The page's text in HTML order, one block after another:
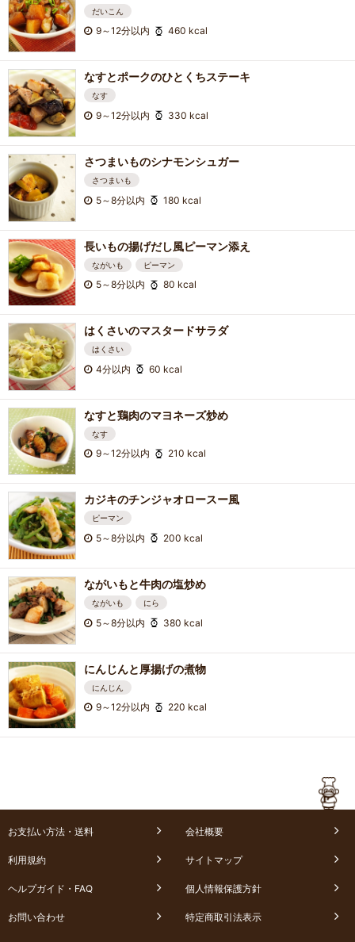
だいこん
9～12分以内 460 kcal
なすとポークのひとくちステーキ
なす
9～12分以内 330 kcal
さつまいものシナモンシュガー
さつまいも
5～8分以内 180 kcal
長いもの揚げだし風ピーマン添え
ながいも ピーマン
5～8分以内 80 kcal
はくさいのマスタードサラダ
はくさい
4分以内 60 kcal
なすと鶏肉のマヨネーズ炒め
なす
9～12分以内 210 kcal
カジキのチンジャオロースー風
ピーマン
5～8分以内 200 kcal
ながいもと牛肉の塩炒め
ながいも にら
5～8分以内 380 kcal
にんじんと厚揚げの煮物
にんじん
9～12分以内 220 kcal
お支払い方法・送料 会社概要
利用規約 サイトマップ
ヘルプガイド・FAQ 個人情報保護方針
お問い合わせ 特定商取引法表示